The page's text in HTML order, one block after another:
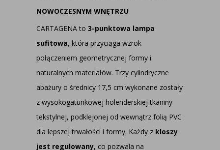
NOWOCZESNYM WNĘTRZU
CARTAGENA to 3-punktowa lampa
sufitowa, która przyciąga wzrok
połączeniem geometrycznej formy i
naturalnych materiałów. Trzy cylindryczne
abażury o średnicy 17,5 cm wykonane zostały
z wysokogatunkowej holenderskiej tkaniny
tekstylnej, podklejonej od wewnątrz folią PVC
dla lepszej trwałości i formy. Każdy z kloszy
jest regulowany, co pozwala na